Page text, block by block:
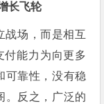
长飞轮
战场，而是相互
付能力为向更多
可靠性，没有稳
。反之，广泛的